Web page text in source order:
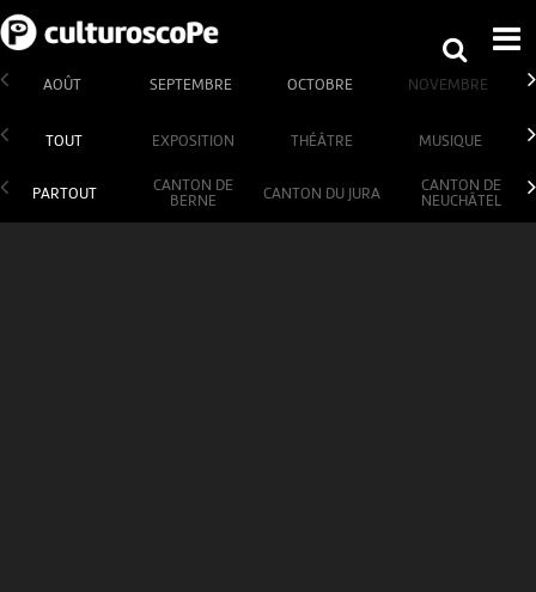
AOÛT SEPTEMBRE OCTOBRE NOVEMBRE
TOUT EXPOSITION THÉÂTRE MUSIQUE
PARTOUT
CANTON DE
BERNE
CANTON DU JURA
CANTON DE
NEUCHÂTEL